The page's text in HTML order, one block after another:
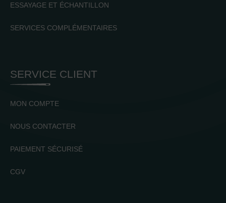
ESSAYAGE ET ÉCHANTILLON
SERVICES COMPLÉMENTAIRES
SERVICE CLIENT
MON COMPTE
NOUS CONTACTER
PAIEMENT SÉCURISÉ
CGV